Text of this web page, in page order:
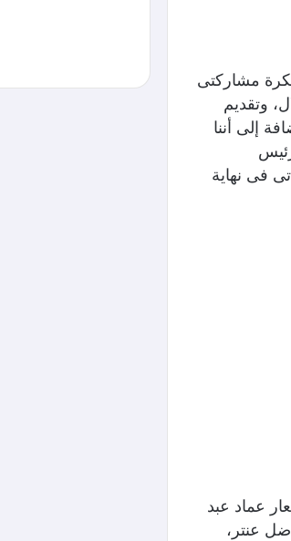
مشاركتى
وتقديم
إلى أننا
فى نهاية
عماد عبد
عنتر،